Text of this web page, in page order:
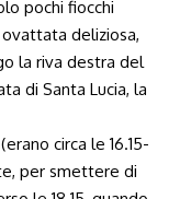
pochi fiocchi
deliziosa,
la riva destra del
di Santa Lucia, la
circa le 16.15-
per smettere di